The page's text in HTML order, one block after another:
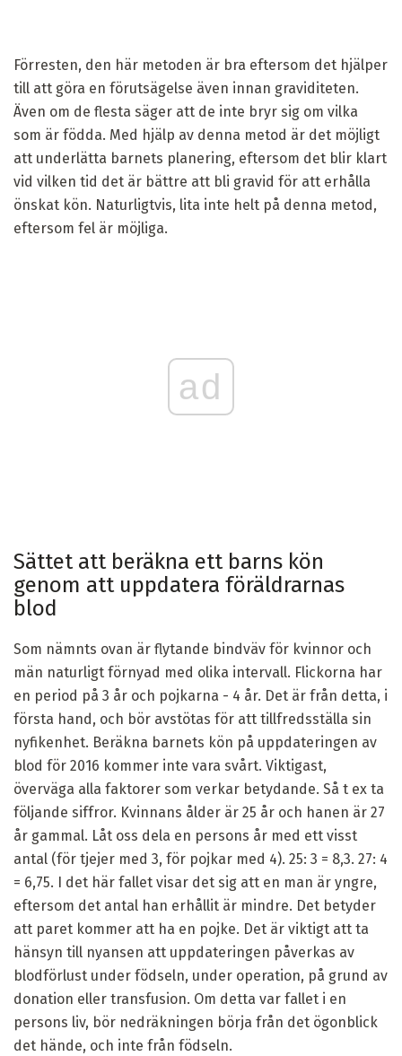
Förresten, den här metoden är bra eftersom det hjälper
till att göra en förutsägelse även innan graviditeten.
Även om de flesta säger att de inte bryr sig om vilka
som är födda. Med hjälp av denna metod är det möjligt
att underlätta barnets planering, eftersom det blir klart
vid vilken tid det är bättre att bli gravid för att erhålla
önskat kön. Naturligtvis, lita inte helt på denna metod,
eftersom fel är möjliga.
ad
Sättet att beräkna ett barns kön
genom att uppdatera föräldrarnas
blod
Som nämnts ovan är flytande bindväv för kvinnor och
män naturligt förnyad med olika intervall. Flickorna har
en period på 3 år och pojkarna - 4 år. Det är från detta, i
första hand, och bör avstötas för att tillfredsställa sin
nyfikenhet. Beräkna barnets kön på uppdateringen av
blod för 2016 kommer inte vara svårt. Viktigast,
överväga alla faktorer som verkar betydande. Så t ex ta
följande siffror. Kvinnans ålder är 25 år och hanen är 27
år gammal. Låt oss dela en persons år med ett visst
antal (för tjejer med 3, för pojkar med 4). 25: 3 = 8,3. 27: 4
= 6,75. I det här fallet visar det sig att en man är yngre,
eftersom det antal han erhållit är mindre. Det betyder
att paret kommer att ha en pojke. Det är viktigt att ta
hänsyn till nyansen att uppdateringen påverkas av
blodförlust under födseln, under operation, på grund av
donation eller transfusion. Om detta var fallet i en
persons liv, bör nedräkningen börja från det ögonblick
det hände, och inte från födseln.